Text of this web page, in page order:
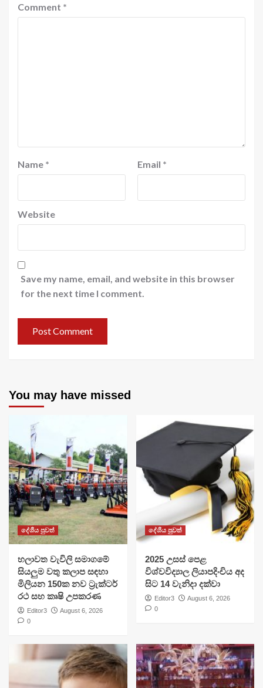
Comment *
Name * Email *
Website
Save my name, email, and website in this browser
for the next time I comment.
You may have missed
දේශීය පුවත්
හලාවත වැවිලි සමාගමේ
සියලුම වතු කලාප සඳහා
මිලියන 150ක නව ට්‍රැක්ටර්
රථ සහ කෘෂි උපකරණ
Editor3
August 6, 2026
0
දේශීය පුවත්
​2025 උසස් පෙළ
විශ්වවිද්‍යාල ලියාපදිංචිය අද
සිට 14 වැනිදා දක්වා
Editor3
August 6, 2026
0